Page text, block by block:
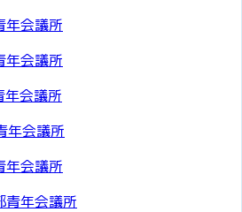
年会議所
年会議所
年会議所
年会議所
年会議所
青年会議所